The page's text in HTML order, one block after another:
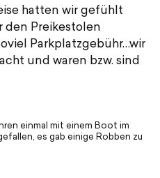
hatten wir gefühlt
den Preikestolen
Parkplatzgebühr…wir
und waren bzw. sind
einmal mit einem Boot im
es gab einige Robben zu